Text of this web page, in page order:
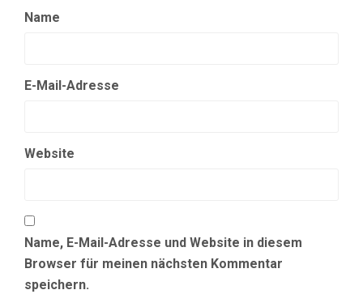
Name
E-Mail-Adresse
Website
Name, E-Mail-Adresse und Website in diesem
Browser für meinen nächsten Kommentar
speichern.